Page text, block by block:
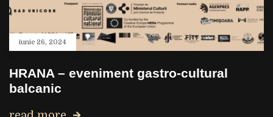
iunie 26, 2024
HRANA – eveniment gastro-cultural
balcanic